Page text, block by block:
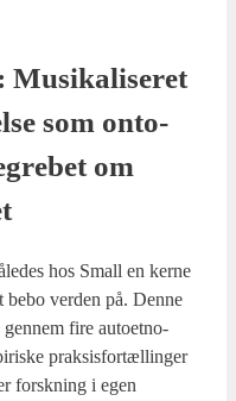
som onto­
om
hos Small en ker­ne
bebo ver­den på. Den­ne
gen­nem fire auto­et­no­
prak­sis­for­tæl­lin­ger
forsk­ning i egen